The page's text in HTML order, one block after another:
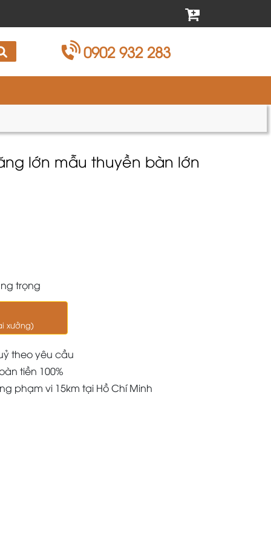
0902 932 283
lớn mẫu thuyền bàn lớn
trọng
xưởng)
theo yêu cầu
tiền 100%
phạm vi 15km tại Hồ Chí Minh